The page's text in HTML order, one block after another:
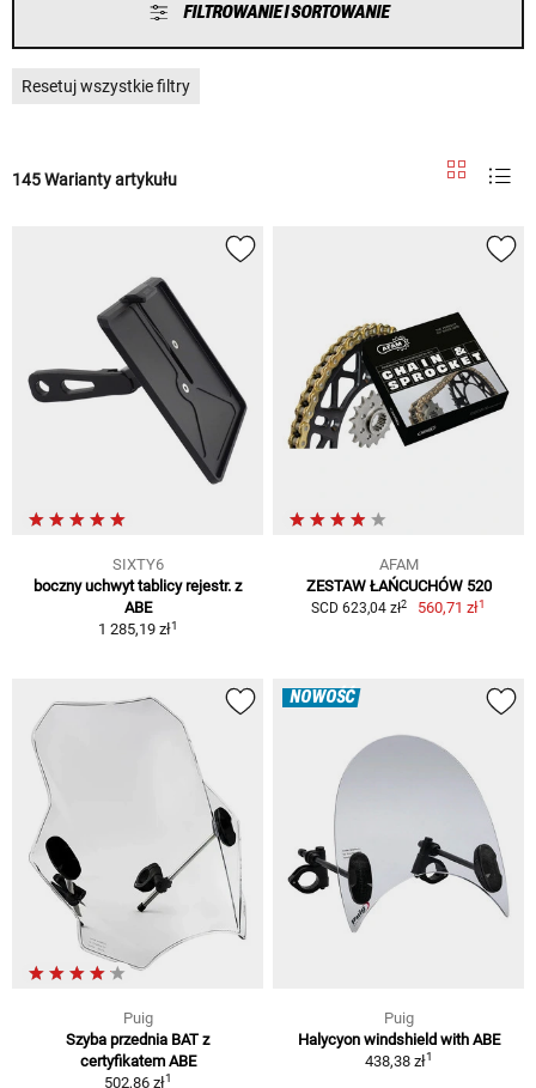
FILTROWANIE I SORTOWANIE
Resetuj wszystkie filtry
145 Warianty artykułu
SIXTY6
boczny uchwyt tablicy rejestr. z
ABE
1 285,19 zł1
AFAM
ZESTAW ŁAŃCUCHÓW 520
SCD 623,04 zł2 560,71 zł1
Puig
Szyba przednia BAT z
certyfikatem ABE
502,86 zł1
NOWOŚĆ
Puig
Halycyon windshield with ABE
438,38 zł1